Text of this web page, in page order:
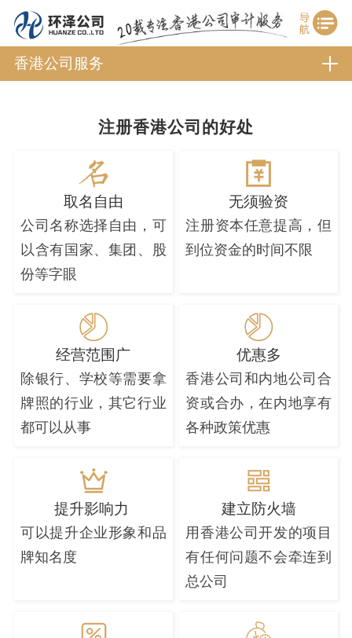
香港公司服务
注册香港公司的好处
取名自由
公司名称选择自由，可
以含有国家、集团、股
份等字眼
无须验资
注册资本任意提高，但
到位资金的时间不限
经营范围广
除银行、学校等需要拿
牌照的行业，其它行业
都可以从事
优惠多
香港公司和内地公司合
资或合办，在内地享有
各种政策优惠
提升影响力
可以提升企业形象和品
牌知名度
建立防火墙
用香港公司开发的项目
有任何问题不会牵连到
总公司